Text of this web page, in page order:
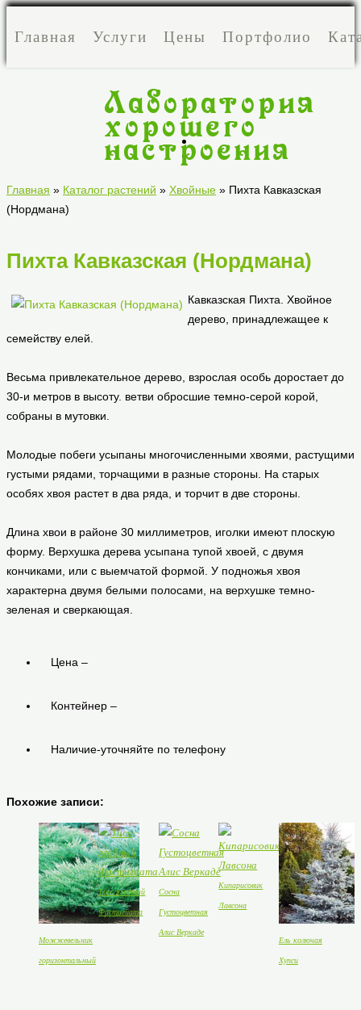
Главная Услуги Цены Портфолио
Лаборатория
настроения
Лаборатория
хорошего
настроения
Главная » Каталог растений » Хвойные » Пихта Кавказская
(Нордмана)
Пихта Кавказская (Нордмана)
Кавказская Пихта. Хвойное
дерево, принадлежащее к
семейству елей.
Весьма привлекательное дерево, взрослая особь доростает до
30-и метров в высоту. ветви обросшие темно-серой корой,
собраны в мутовки.
Молодые побеги усыпаны многочисленными хвоями, растущими
густыми рядами, торчащими в разные стороны. На старых
особях хвоя растет в два ряда, и торчит в две стороны.
Длина хвои в районе 30 миллиметров, иголки имеют плоскую
форму. Верхушка дерева усыпана тупой хвоей, с двумя
кончиками, или с выемчатой формой. У подножья хвоя
характерна двумя белыми полосами, на верхушке темно-
зеленая и сверкающая.
Цена –
Контейнер –
Наличие-уточняйте по телефону
Похожие записи:
Можжевельник
горизонтальный
Тисс ягодный
Фастигиата
Сосна
Густоцветная
Алис Веркаде
Кипарисовик
Лавсона
Ель колючая
Хупси